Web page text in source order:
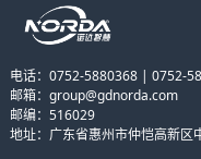
电话：0752-5880368 | 0752-
邮箱：group@gdnorda.com
邮编：516029
地址：广东省惠州市仲恺高新区